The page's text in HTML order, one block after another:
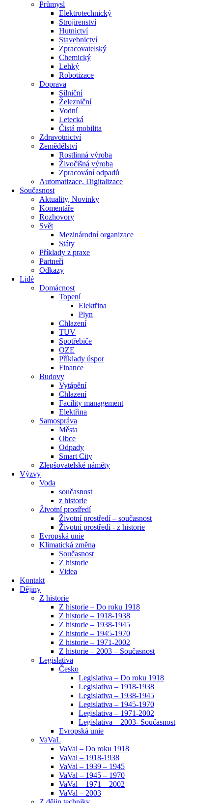
Průmysl
Elektrotechnický
Strojírenství
Hutnictví
Stavebnictví
Zpracovatelský
Chemický
Lehký
Robotizace
Doprava
Silniční
Železniční
Vodní
Letecká
Čistá mobilita
Zdravotnictví
Zemědělství
Rostlinná výroba
Živočišná výroba
Zpracování odpadů
Automatizace, Digitalizace
Současnost
Aktuality, Novinky
Komentáře
Rozhovory
Svět
Mezinárodní organizace
Státy
Příklady z praxe
Partneři
Odkazy
Lidé
Domácnost
Topení
Elektřina
Plyn
Chlazení
TUV
Spotřebiče
OZE
Příklady úspor
Finance
Budovy
Vytápění
Chlazení
Facility management
Elektřina
Samospráva
Města
Obce
Odpady
Smart City
Zlepšovatelské náměty
Výzvy
Voda
současnost
z historie
Životní prostředí
Životní prostředí – současnost
Životní prostředí ​- z historie
Evropská unie
Klimatická změna
Současnost
Z historie
Videa
Kontakt
Dějiny
Z historie
Z historie – Do roku 1918
Z historie – 1918-1938
Z historie – 1938-1945
Z historie – 1945-1970
Z historie – 1971-2002
Z historie – 2003 – Současnost
Legislativa
Česko
Legislativa – Do roku 1918
Legislativa – 1918-1938
Legislativa – 1938-1945
Legislativa – 1945-1970
Legislativa – 1971-2002
Legislativa – 2003- Současnost
Evropská unie
VaVaL
VaVal – Do roku 1918
VaVal – 1918-1938
VaVal – 1939 – 1945
VaVal – 1945 – 1970
VaVal – 1971 – 2002
VaVal – 2003